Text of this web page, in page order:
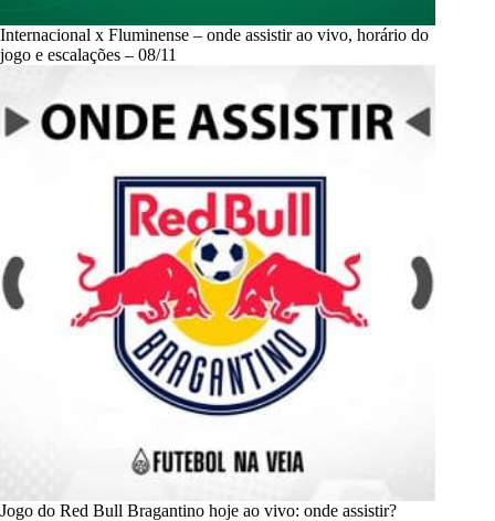
Internacional x Fluminense – onde assistir ao vivo, horário do
jogo e escalações – 08/11
Jogo do Red Bull Bragantino hoje ao vivo: onde assistir?